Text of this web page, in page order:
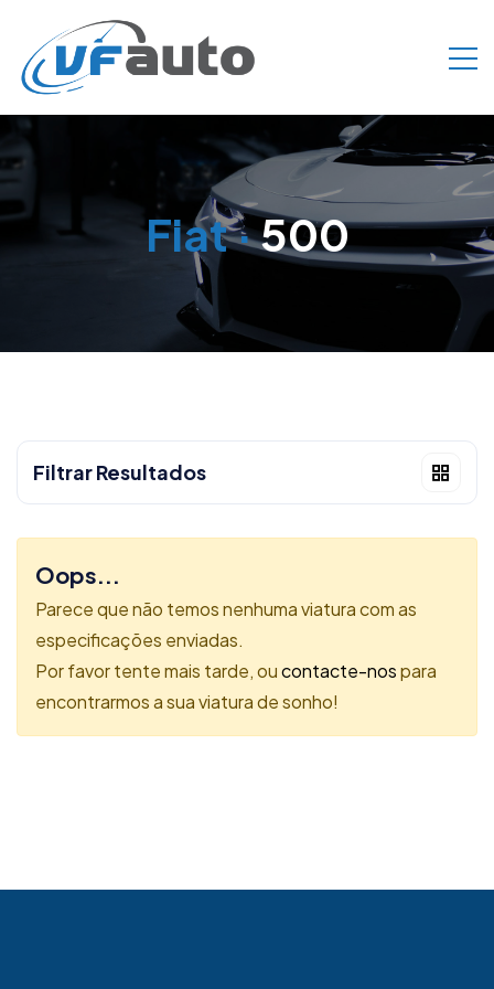
Fiat·500
Filtrar Resultados
Oops...
Parece que não temos nenhuma viatura com as
especificações enviadas.
Por favor tente mais tarde, oucontacte-nospara
encontrarmos a sua viatura de sonho!